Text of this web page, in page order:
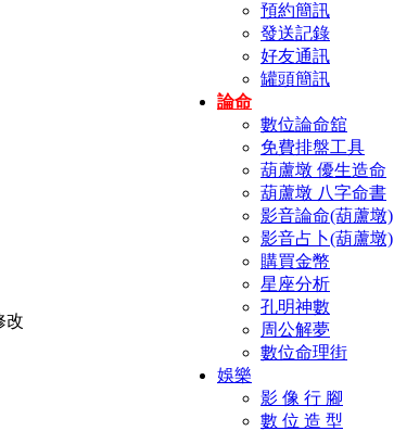
預約簡訊
發送記錄
好友通訊
罐頭簡訊
論命
數位論命舘
免費排盤工具
葫蘆墩 優生造命
葫蘆墩 八字命書
影音論命(葫蘆墩)
影音占卜(葫蘆墩)
購買金幣
星座分析
孔明神數
周公解夢
數位命理街
娛樂
影 像 行 腳
數 位 造 型